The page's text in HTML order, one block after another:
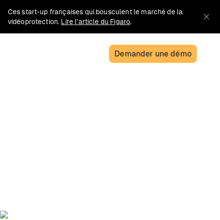
Ces start-up françaises qui bousculent le marché de la
vidéoprotection. Lire l'article du Figaro.
Demander une démo